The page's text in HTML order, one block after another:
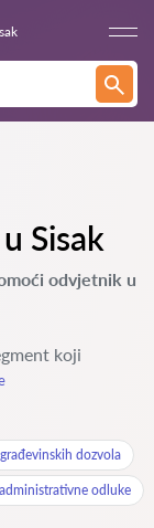
Sisak
odvjetnik u
koji
dozvola
odluke